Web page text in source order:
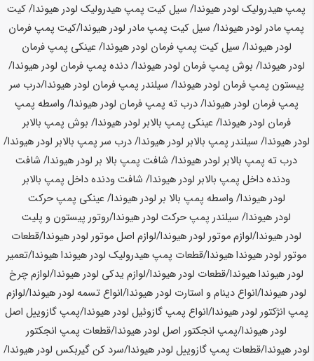
پمپ هیدرولیک لودرهیوندا/ سیل کیت پمپ هیدرولیک لودرهیوندا/ کیت
پمپ مادر لودرهیوندا/ سیل کیت پمپ مادر لودرهیوندا/کیت پمپ فرمان
لودرهیوندا/ سیل کیت پمپ فرمان لودرهیوندا/ عینکی پمپ فرمان
لودرهیوندا/ بوش پمپ فرمان لودرهیوندا/ دنده پمپ فرمان لودرهیوندا/
پیستون پمپ فرمان لودرهیوندا/ سیلندر پمپ فرمان لودرهیوندا/درب سر
پمپ فرمان لودرهیوندا/ درب ته پمپ فرمان لودرهیوندا/ واسطه پمپ
فرمان لودرهیوندا/ عینکی پمپ بالابر لودرهیوندا/ بوش پمپ بالابر
لودرهیوندا/ سیلندر پمپ بالابر لودرهیوندا/ درب سر پمپ بالابر لودرهیوندا/
درب ته پمپ بالابر لودرهیوندا/ شافت پمپ بالا بر لودرهیوندا/ شافت
ودنده داخل پمپ بالابر لودرهیوندا/ شافت ودنده داخل پمپ بالابر
لودرهیوندا/ واسطه پمپ بالا بر لودرهیوندا/ عینکی پمپ حرکت
لودرهیوندا/ سیلندر پمپ حرکت لودرهیوندا/روتور پیستون و پلیت
لودرهیوندا/لوازم موتور لودرهیوندا/لوازم اصل موتور لودرهیوندا/قطعات
موتور لودرهیوندا هیوندا/قطعات پمپ هیدرولیک لودرهیوندا هیوندا/تعمیر
لودرهیوندا هیوندا/قطعات لودرهیوندا/لوازم یدکی لودرهیوندا/لوازم چرخ
لودرهیوندا/انواع دینام و استارت لودرهیوندا/انواع تسمه لودرهیوندا/لوازم
پمپ انژکتور لودرهیوندا/انواع پمپ گازوئیل لودرهیوندا/پمپ گازوییل اصل
لودرهیوندا/پمپ انجکتور اصل لودرهیوندا/قطعات پمپ انجکتور
لودرهیوندا/قطعات پمپ گازوییل لودرهیوندا/سرد کن گیربکس لودرهیوندا/